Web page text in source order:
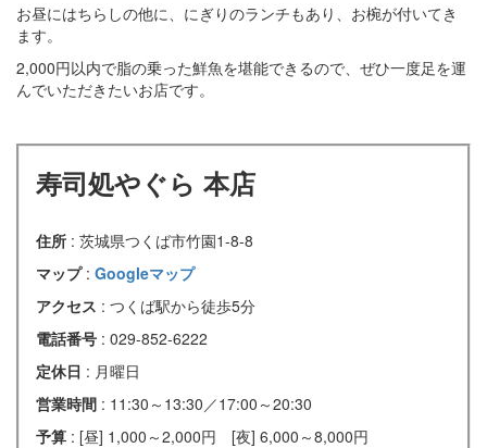
お昼にはちらしの他に、にぎりのランチもあり、お椀が付いてき
ます。
2,000円以内で脂の乗った鮮魚を堪能できるので、ぜひ一度足を運
んでいただきたいお店です。
寿司処やぐら 本店
住所 : 茨城県つくば市竹園1-8-8
マップ : Googleマップ
アクセス : つくば駅から徒歩5分
電話番号 : 029-852-6222
定休日 : 月曜日
営業時間 : 11:30～13:30／17:00～20:30
予算 : [昼] 1,000～2,000円 [夜] 6,000～8,000円